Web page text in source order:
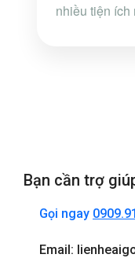
nhiều tiện ích
Bạn cần trợ
Gọi ngay
Email: